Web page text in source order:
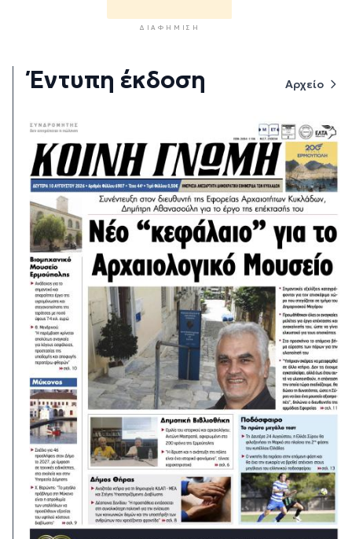
ΔΙΑΦΉΜΙΣΗ
Έντυπη έκδοση Αρχείο